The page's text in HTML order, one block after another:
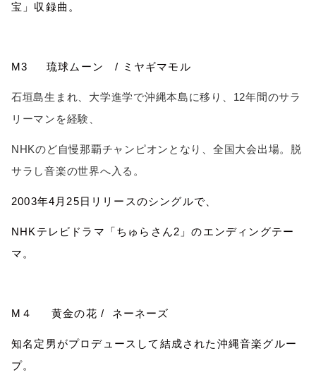
宝」収録曲。
M3 琉球ムーン/ ミヤギマモル
石垣島生まれ、大学進学で沖縄本島に移り、 12年間のサラ
リーマンを経験、
NHKのど自慢那覇チャンピオンとなり、全国大会出場。脱
サラし音楽の世界へ入る。
2003年4 月 25日リリースのシングルで、
NHK テレビドラマ「ちゅらさん2 」のエンディングテー
マ。
M ４ 黄金の花/ ネーネーズ
知名定男がプロデュースして結成された沖縄音楽グルー
プ。